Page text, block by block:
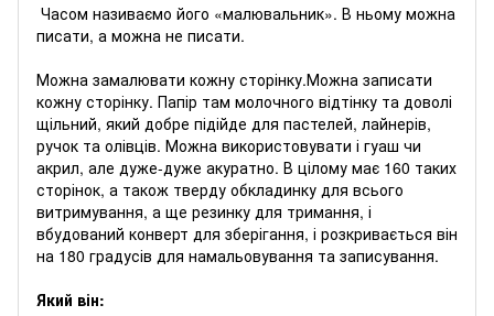
Часом називаємо його «малювальник». В ньому можна
писати, а можна не писати.
Можна замалювати кожну сторінку.Можна записати
кожну сторінку. Папір там молочного відтінку та доволі
щільний, який добре підійде для пастелей, лайнерів,
ручок та олівців. Можна використовувати і гуаш чи
акрил, але дуже-дуже акуратно. В цілому має 160 таких
сторінок, а також тверду обкладинку для всього
витримування, а ще резинку для тримання, і
вбудований конверт для зберігання, і розкривається він
на 180 градусів для намальовування та записування.
Який він: